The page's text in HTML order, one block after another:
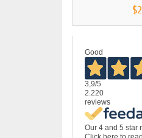
Good
3,9/5
2.220
reviews
Our 4 and 5 star